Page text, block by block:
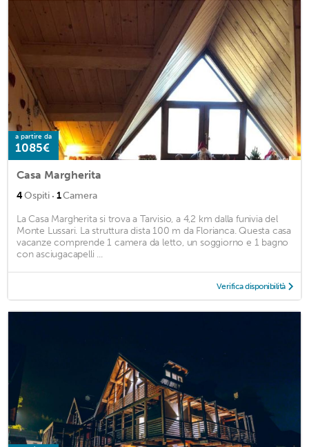
a partire da
1085€
Casa Margherita
4Ospiti · 1Camera
La Casa Margherita si trova a Tarvisio, a 4,2 km dalla funivia del
Monte Lussari. La struttura dista 100 m da Florianca. Questa casa
vacanze comprende 1 camera da letto, un soggiorno e 1 bagno
con asciugacapelli ...
Verifica disponibilità